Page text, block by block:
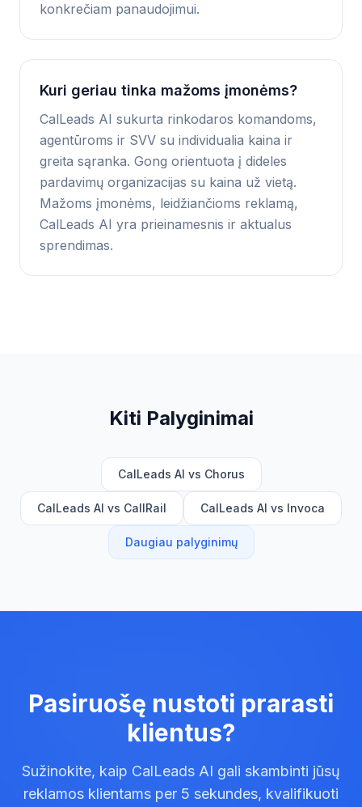
konkrečiam panaudojimui.
Kuri geriau tinka mažoms įmonėms?
CalLeads AI sukurta rinkodaros komandoms,
agentūroms ir SVV su individualia kaina ir
greita sąranka. Gong orientuota į dideles
pardavimų organizacijas su kaina už vietą.
Mažoms įmonėms, leidžiančioms reklamą,
CalLeads AI yra prieinamesnis ir aktualus
sprendimas.
Kiti Palyginimai
CalLeads AI vs Chorus
CalLeads AI vs CallRail CalLeads AI vs Invoca
Daugiau palyginimų
Pasiruošę nustoti prarasti
klientus?
Sužinokite, kaip CalLeads AI gali skambinti jūsų
reklamos klientams per 5 sekundes, kvalifikuoti